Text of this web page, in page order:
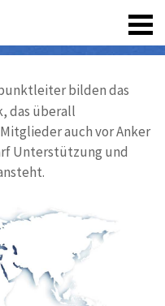
bilden das
das überall
auch vor Anker
Unterstützung und